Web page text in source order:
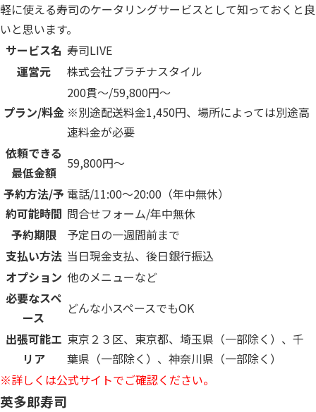
軽に使える寿司のケータリングサービスとして知っておくと良
いと思います。
サービス名 寿司LIVE
運営元
株式会社プラチナスタイル
プラン/料金
200貫〜/59,800円〜
※別途配送料金1,450円、場所によっては別途高
速料金が必要
依頼できる
最低金額
59,800円〜
予約方法/予
約可能時間
電話/11:00〜20:00（年中無休）
問合せフォーム/年中無休
予約期限
予定日の一週間前まで
支払い方法 当日現金支払、後日銀行振込
オプション 他のメニューなど
必要なスペ
ース
どんな小スペースでもOK
出張可能エ
リア
東京２３区、東京都、埼玉県（一部除く）、千
葉県（一部除く）、神奈川県（一部除く）
※詳しくは公式サイトでご確認ください。
英多郎寿司